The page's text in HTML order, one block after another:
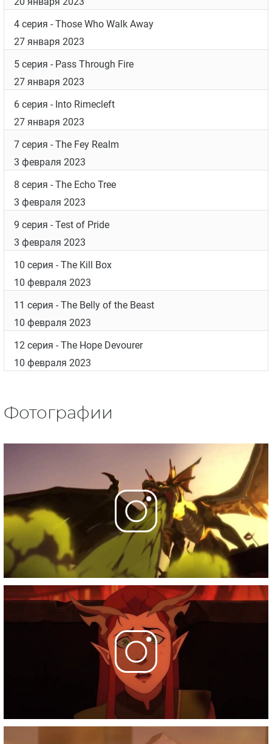
4 серия - Those Who Walk Away
27 января 2023
5 серия - Pass Through Fire
27 января 2023
6 серия - Into Rimecleft
27 января 2023
7 серия - The Fey Realm
3 февраля 2023
8 серия - The Echo Tree
3 февраля 2023
9 серия - Test of Pride
3 февраля 2023
10 серия - The Kill Box
10 февраля 2023
11 серия - The Belly of the Beast
10 февраля 2023
12 серия - The Hope Devourer
10 февраля 2023
Фотографии